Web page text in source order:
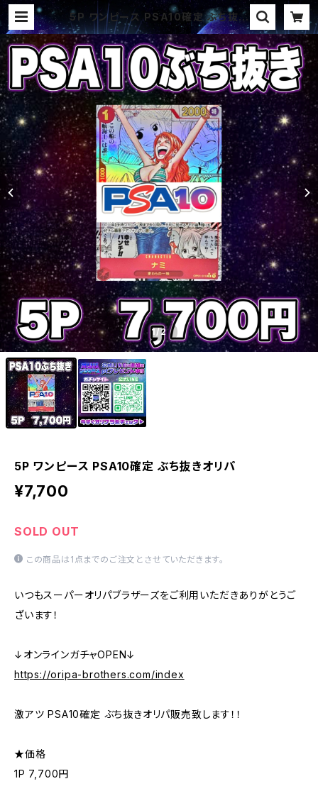
5P ワンピース PSA10確定 ぶち抜き
オリパ | オリパ ブラザーズ オリパ
専門店 (ポケカ、ワンピース、遊戯王、
ヴァイス、ドラゴンボール)
1/2
5P ワンピース PSA10確定 ぶち抜きオリパ
¥7,700
SOLD OUT
この商品は1点までのご注文とさせていただきます。
いつもスーパーオリパブラザーズをご利用いただきありがとうご
ざいます！
↓オンラインガチャOPEN↓
https://oripa-brothers.com/index
激アツ PSA10確定 ぶち抜きオリパ販売致します！！
★価格
1P 7,700円